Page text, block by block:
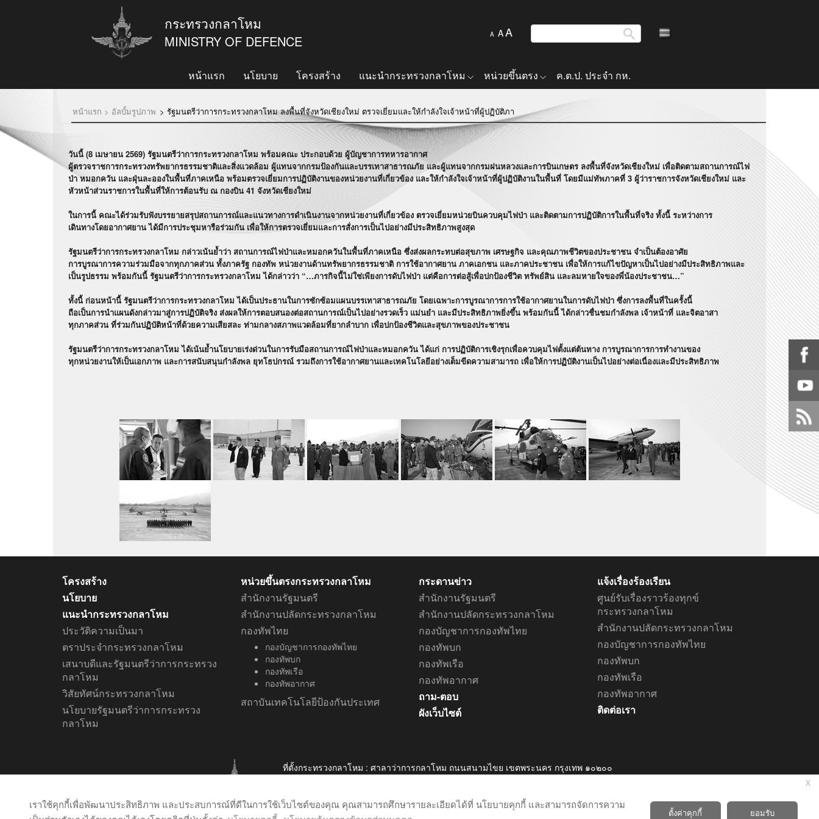
เราใช้คุกกี้เพื่อพัฒนาประสิทธิภาพ และประสบการณ์ที่ดีในการใช้เว็บไซต์ของคุณ คุณสามารถศึกษารายละเอียดได้ที่ นโยบายคุกกี้ และสามารถจัดการความ
ตั้งค่าคุกกี้ ยอมรับ
X
กระทรวงกลาโหม
MINISTRY OF DEFENCE A AA
หน้าแรก นโยบาย โครงสร้าง แนะนำกระทรวงกลาโหม หน่วยขึ้นตรง ค.ต.ป. ประจำ กห.
หน้าแรก > อัลบั้มรูปภาพ > รัฐมนตรีว่าการกระทรวงกลาโหม ลงพื้นที่จังหวัดเชียงใหม่ ตรวจเยี่ยมและให้กำลังใจเจ้าหน้าที่ผู้ปฏิบัติภา
วันนี้ (8 เมษายน 2569) รัฐมนตรีว่าการกระทรวงกลาโหม พร้อมคณะ ประกอบด้วย ผู้บัญชาการทหารอากาศ
ผู้ตรวจราชการกระทรวงทรัพยากรธรรมชาติและสิ่งแวดล้อม ผู้แทนจากกรมป้องกันและบรรเทาสาธารณภัย และผู้แทนจากกรมฝนหลวงและการบินเกษตร ลงพื้นที่จังหวัดเชียงใหม่ เพื่อติดตามสถานการณ์ไฟ
ป่า หมอกควัน และฝุ่นละอองในพื้นที่ภาคเหนือ พร้อมตรวจเยี่ยมการปฏิบัติงานของหน่วยงานที่เกี่ยวข้อง และให้กำลังใจเจ้าหน้าที่ผู้ปฏิบัติงานในพื้นที่ โดยมีแม่ทัพภาคที่ 3 ผู้ว่าราชการจังหวัดเชียงใหม่ และ
หัวหน้าส่วนราชการในพื้นที่ให้การต้อนรับ ณ กองบิน 41 จังหวัดเชียงใหม่
ในการนี้ คณะได้ร่วมรับฟังบรรยายสรุปสถานการณ์และแนวทางการดำเนินงานจากหน่วยงานที่เกี่ยวข้อง ตรวจเยี่ยมหน่วยบินควบคุมไฟป่า และติดตามการปฏิบัติการในพื้นที่จริง ทั้งนี้ ระหว่างการ
เดินทางโดยอากาศยาน ได้มีการประชุมหารือร่วมกัน เพื่อให้การตรวจเยี่ยมและการสั่งการเป็นไปอย่างมีประสิทธิภาพสูงสุด
รัฐมนตรีว่าการกระทรวงกลาโหม กล่าวเน้นย้ำว่า สถานการณ์ไฟป่าและหมอกควันในพื้นที่ภาคเหนือ ซึ่งส่งผลกระทบต่อสุขภาพ เศรษฐกิจ และคุณภาพชีวิตของประชาชน จำเป็นต้องอาศัย
การบูรณาการความร่วมมือจากทุกภาคส่วน ทั้งภาครัฐ กองทัพ หน่วยงานด้านทรัพยากรธรรมชาติ การใช้อากาศยาน ภาคเอกชน และภาคประชาชน เพื่อให้การแก้ไขปัญหาเป็นไปอย่างมีประสิทธิภาพและ
เป็นรูปธรรม พร้อมกันนี้ รัฐมนตรีว่าการกระทรวงกลาโหม ได้กล่าวว่า “…ภารกิจนี้ไม่ใช่เพียงการดับไฟป่า แต่คือการต่อสู้เพื่อปกป้องชีวิต ทรัพย์สิน และลมหายใจของพี่น้องประชาชน…”
ทั้งนี้ ก่อนหน้านี้ รัฐมนตรีว่าการกระทรวงกลาโหม ได้เป็นประธานในการซักซ้อมแผนบรรเทาสาธารณภัย โดยเฉพาะการบูรณาการการใช้อากาศยานในการดับไฟป่า ซึ่งการลงพื้นที่ในครั้งนี้
ถือเป็นการนำแผนดังกล่าวมาสู่การปฏิบัติจริง ส่งผลให้การตอบสนองต่อสถานการณ์เป็นไปอย่างรวดเร็ว แม่นยำ และมีประสิทธิภาพยิ่งขึ้น พร้อมกันนี้ ได้กล่าวชื่นชมกำลังพล เจ้าหน้าที่ และจิตอาสา
ทุกภาคส่วน ที่ร่วมกันปฏิบัติหน้าที่ด้วยความเสียสละ ท่ามกลางสภาพแวดล้อมที่ยากลำบาก เพื่อปกป้องชีวิตและสุขภาพของประชาชน
รัฐมนตรีว่าการกระทรวงกลาโหม ได้เน้นย้ำนโยบายเร่งด่วนในการรับมือสถานการณ์ไฟป่าและหมอกควัน ได้แก่ การปฏิบัติการเชิงรุกเพื่อควบคุมไฟตั้งแต่ต้นทาง การบูรณาการการทำงานของ
ทุกหน่วยงานให้เป็นเอกภาพ และการสนับสนุนกำลังพล ยุทโธปกรณ์ รวมถึงการใช้อากาศยานและเทคโนโลยีอย่างเต็มขีดความสามารถ เพื่อให้การปฏิบัติงานเป็นไปอย่างต่อเนื่องและมีประสิทธิภาพ
โครงสร้าง
นโยบาย
แนะนำกระทรวงกลาโหม
ประวัติความเป็นมา
ตราประจำกระทรวงกลาโหม
เสนาบดีและรัฐมนตรีว่าการกระทรวง
กลาโหม
วิสัยทัศน์กระทรวงกลาโหม
นโยบายรัฐมนตรีว่าการกระทรวง
กลาโหม
หน่วยขึ้นตรงกระทรวงกลาโหม
สำนักงานรัฐมนตรี
สำนักงานปลัดกระทรวงกลาโหม
กองทัพไทย
กองบัญชาการกองทัพไทย
กองทัพบก
กองทัพเรือ
กองทัพอากาศ
สถาบันเทคโนโลยีป้องกันประเทศ
กระดานข่าว
สำนักงานรัฐมนตรี
สำนักงานปลัดกระทรวงกลาโหม
กองบัญชาการกองทัพไทย
กองทัพบก
กองทัพเรือ
กองทัพอากาศ
ถาม-ตอบ
ผังเว็บไซต์
แจ้งเรื่องร้องเรียน
ศูนย์รับเรื่องราวร้องทุกข์
กระทรวงกลาโหม
สำนักงานปลัดกระทรวงกลาโหม
กองบัญชาการกองทัพไทย
กองทัพบก
กองทัพเรือ
กองทัพอากาศ
ติดต่อเรา
ที่ตั้งกระทรวงกลาโหม : ศาลาว่าการกลาโหม ถนนสนามไขย เขตพระนคร กรุงเทพ ๑๐๒๐๐